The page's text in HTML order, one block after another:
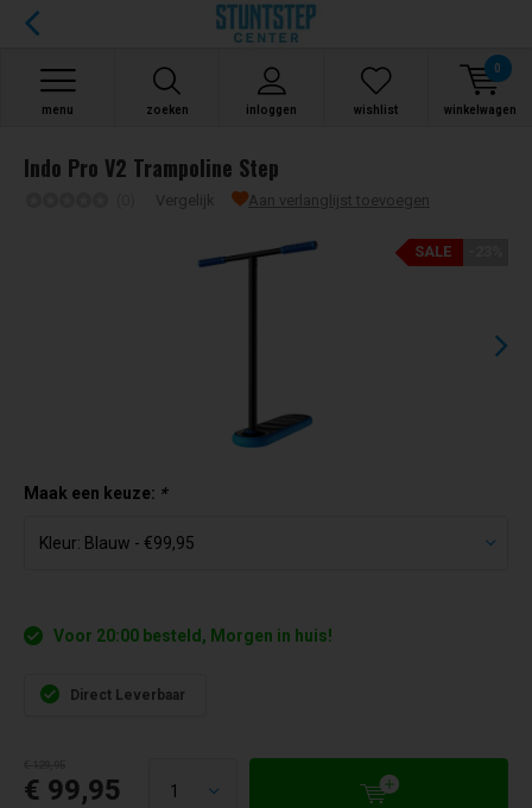
zoeken inloggen
menu wishlist winkelwagen
0
Indo Pro V2 Trampoline Step
Vergelijk Aan verlanglijst toevoegen
SALE
Maak een keuze: *
Voor 20:00 besteld, Morgen in huis!
Direct Leverbaar
€ 99,95